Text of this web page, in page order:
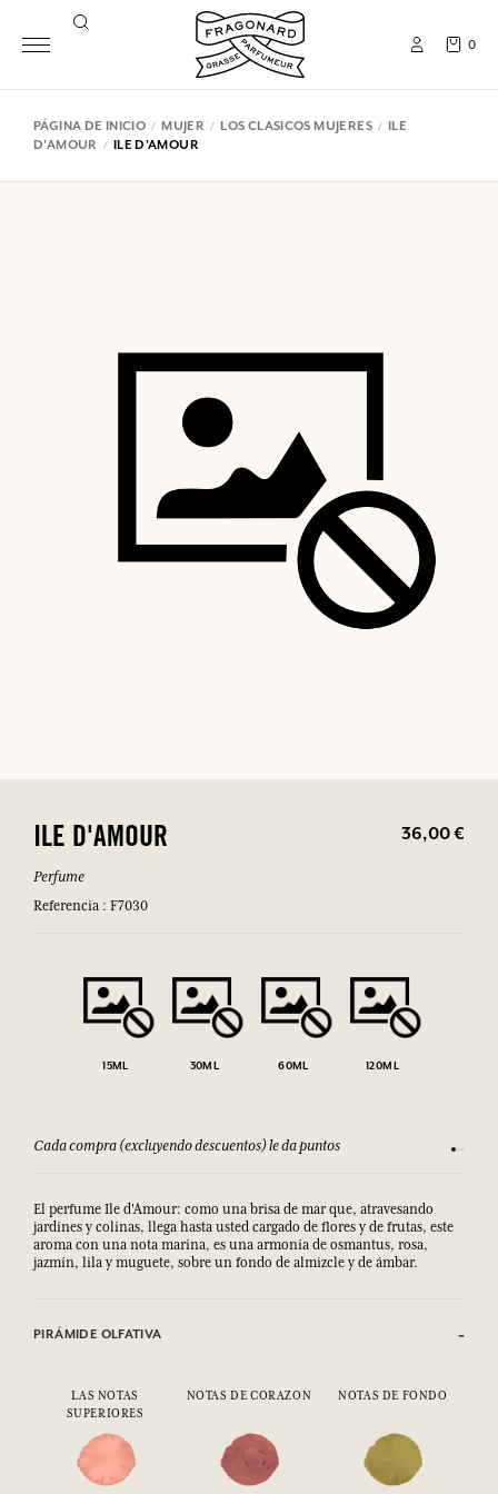
0
PÁGINA DE INICIO MUJER LOS CLASICOS MUJERES
ILE
D'AMOUR
ILE D'AMOUR
ILE D'AMOUR 36,00 €
Perfume
Referencia : F7030
15ML 30ML 60ML 120ML
Cada compra (excluyendo descuentos) le da puntos
El perfume Ile d'Amour: como una brisa de mar que, atravesando
jardines y colinas, llega hasta usted cargado de flores y de frutas, este
aroma con una nota marina, es una armonía de osmantus, rosa,
jazmín, lila y muguete, sobre un fondo de almizcle y de ámbar.
PIRÁMIDE OLFATIVA
LAS NOTAS
SUPERIORES
NOTAS DE CORAZON NOTAS DE FONDO